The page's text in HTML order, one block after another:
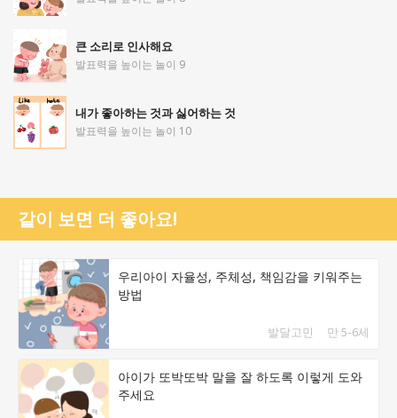
큰 소리로 인사해요
발표력을 높이는 놀이 9
내가 좋아하는 것과 싫어하는 것
발표력을 높이는 놀이 10
같이 보면 더 좋아요!
우리아이 자율성, 주체성, 책임감을 키워주는
방법
발달고민 만 5-6세
아이가 또박또박 말을 잘 하도록 이렇게 도와
주세요